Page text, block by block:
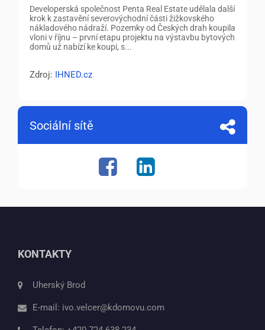
Developerská společnost Penta Real Estate udělala další
krok k zastavění severovýchodní části žižkovského
nákladového nádraží. Pozemky od Českých drah koupila
vloni v říjnu – první etapu projektu na výstavbu bytových
domů už nabízí ke koupi, s...
Zdroj: IHNED.cz
Sociální sítě
KONTAKTY
Uherský Brod
E-mail: ivo.velcer@kdomovu.com